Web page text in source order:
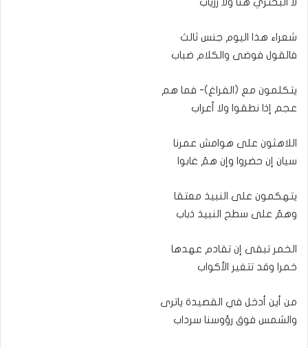
لا البحتري هنا ولا زرياب
شعراء هذا اليوم جنس ثالث
فالقول فوضى والكلام ضباب
يتكلمون مع (الفراغ)- فما هم
عجم إذا نطقوا ولا أعراب
اللاهثون على هوامش عمرنا
سيان إن حضروا وإن همُ غابوا
يتهكمون على النبيذ معتقا
وهمُ على سطح النبيذ ذباب
الخمر تبقى إن تقادم عهدها
خمرا وقد تتغير الأكواب
من أين أدخل في القصيدة ياترى
والشمس فوق رؤوسنا سرداب